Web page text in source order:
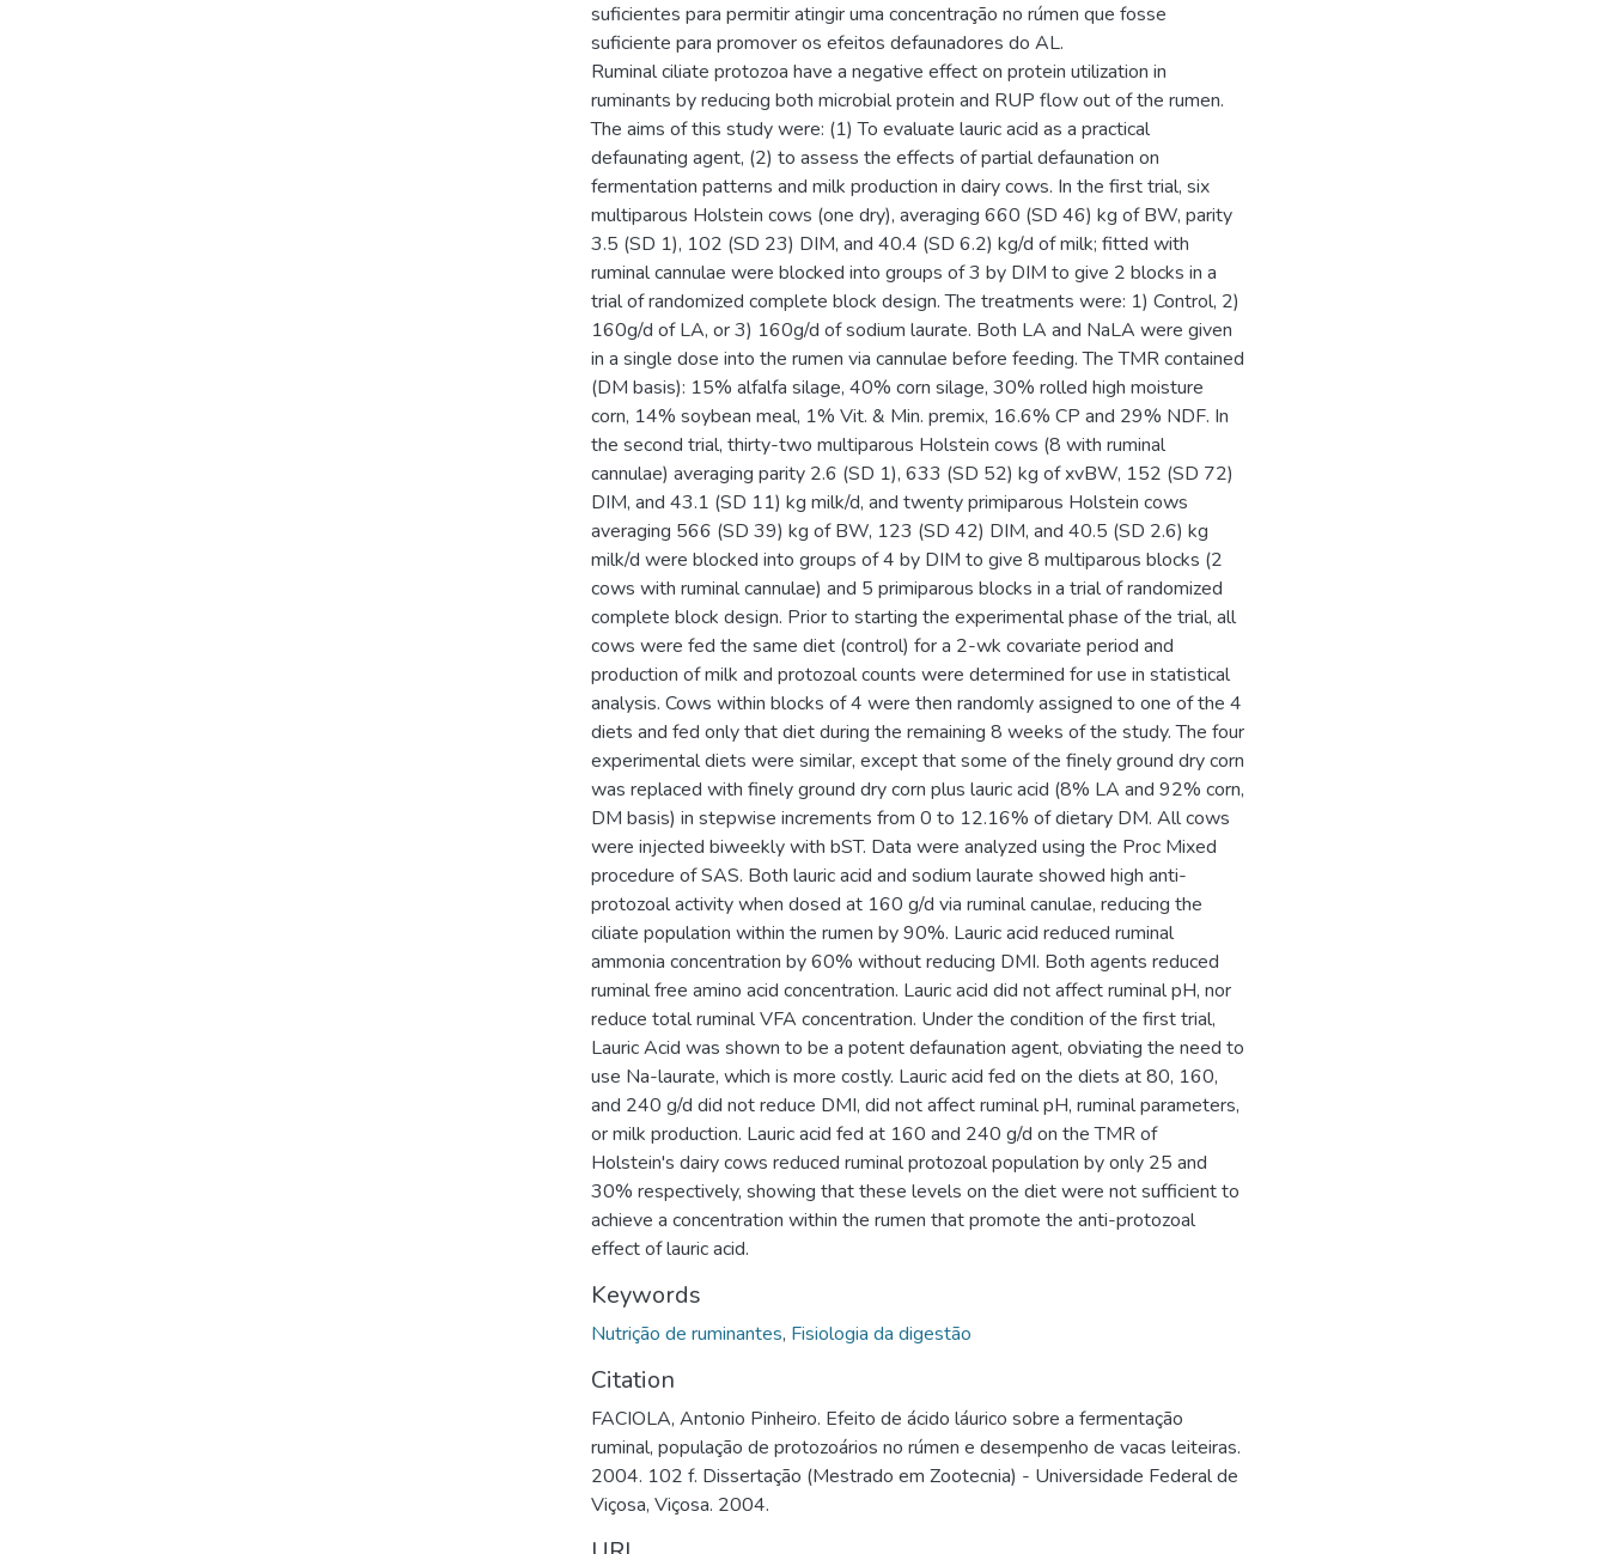
suficientes para permitir atingir uma concentração no rúmen que fosse
suficiente para promover os efeitos defaunadores do AL.
Ruminal ciliate protozoa have a negative effect on protein utilization in
ruminants by reducing both microbial protein and RUP flow out of the rumen.
The aims of this study were: (1) To evaluate lauric acid as a practical
defaunating agent, (2) to assess the effects of partial defaunation on
fermentation patterns and milk production in dairy cows. In the first trial, six
multiparous Holstein cows (one dry), averaging 660 (SD 46) kg of BW, parity
3.5 (SD 1), 102 (SD 23) DIM, and 40.4 (SD 6.2) kg/d of milk; fitted with
ruminal cannulae were blocked into groups of 3 by DIM to give 2 blocks in a
trial of randomized complete block design. The treatments were: 1) Control, 2)
160g/d of LA, or 3) 160g/d of sodium laurate. Both LA and NaLA were given
in a single dose into the rumen via cannulae before feeding. The TMR contained
(DM basis): 15% alfalfa silage, 40% corn silage, 30% rolled high moisture
corn, 14% soybean meal, 1% Vit. & Min. premix, 16.6% CP and 29% NDF. In
the second trial, thirty-two multiparous Holstein cows (8 with ruminal
cannulae) averaging parity 2.6 (SD 1), 633 (SD 52) kg of xvBW, 152 (SD 72)
DIM, and 43.1 (SD 11) kg milk/d, and twenty primiparous Holstein cows
averaging 566 (SD 39) kg of BW, 123 (SD 42) DIM, and 40.5 (SD 2.6) kg
milk/d were blocked into groups of 4 by DIM to give 8 multiparous blocks (2
cows with ruminal cannulae) and 5 primiparous blocks in a trial of randomized
complete block design. Prior to starting the experimental phase of the trial, all
cows were fed the same diet (control) for a 2-wk covariate period and
production of milk and protozoal counts were determined for use in statistical
analysis. Cows within blocks of 4 were then randomly assigned to one of the 4
diets and fed only that diet during the remaining 8 weeks of the study. The four
experimental diets were similar, except that some of the finely ground dry corn
was replaced with finely ground dry corn plus lauric acid (8% LA and 92% corn,
DM basis) in stepwise increments from 0 to 12.16% of dietary DM. All cows
were injected biweekly with bST. Data were analyzed using the Proc Mixed
procedure of SAS. Both lauric acid and sodium laurate showed high anti-
protozoal activity when dosed at 160 g/d via ruminal canulae, reducing the
ciliate population within the rumen by 90%. Lauric acid reduced ruminal
ammonia concentration by 60% without reducing DMI. Both agents reduced
ruminal free amino acid concentration. Lauric acid did not affect ruminal pH, nor
reduce total ruminal VFA concentration. Under the condition of the first trial,
Lauric Acid was shown to be a potent defaunation agent, obviating the need to
use Na-laurate, which is more costly. Lauric acid fed on the diets at 80, 160,
and 240 g/d did not reduce DMI, did not affect ruminal pH, ruminal parameters,
or milk production. Lauric acid fed at 160 and 240 g/d on the TMR of
Holstein's dairy cows reduced ruminal protozoal population by only 25 and
30% respectively, showing that these levels on the diet were not sufficient to
achieve a concentration within the rumen that promote the anti-protozoal
effect of lauric acid.
Keywords
Nutrição de ruminantes, Fisiologia da digestão
Citation
FACIOLA, Antonio Pinheiro. Efeito de ácido láurico sobre a fermentação
ruminal, população de protozoários no rúmen e desempenho de vacas leiteiras.
2004. 102 f. Dissertação (Mestrado em Zootecnia) - Universidade Federal de
Viçosa, Viçosa. 2004.